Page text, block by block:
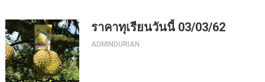
ราคาทุเรียนวันนี้ 03/03/62
ADMINDURIAN